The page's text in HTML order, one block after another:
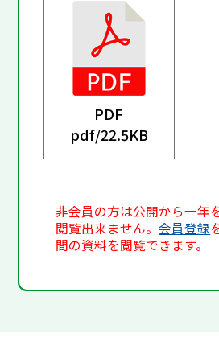
PDF
pdf/22.5KB
非会員の方は公開から一年
閲覧出来ません。会員登録
間の資料を閲覧できます。